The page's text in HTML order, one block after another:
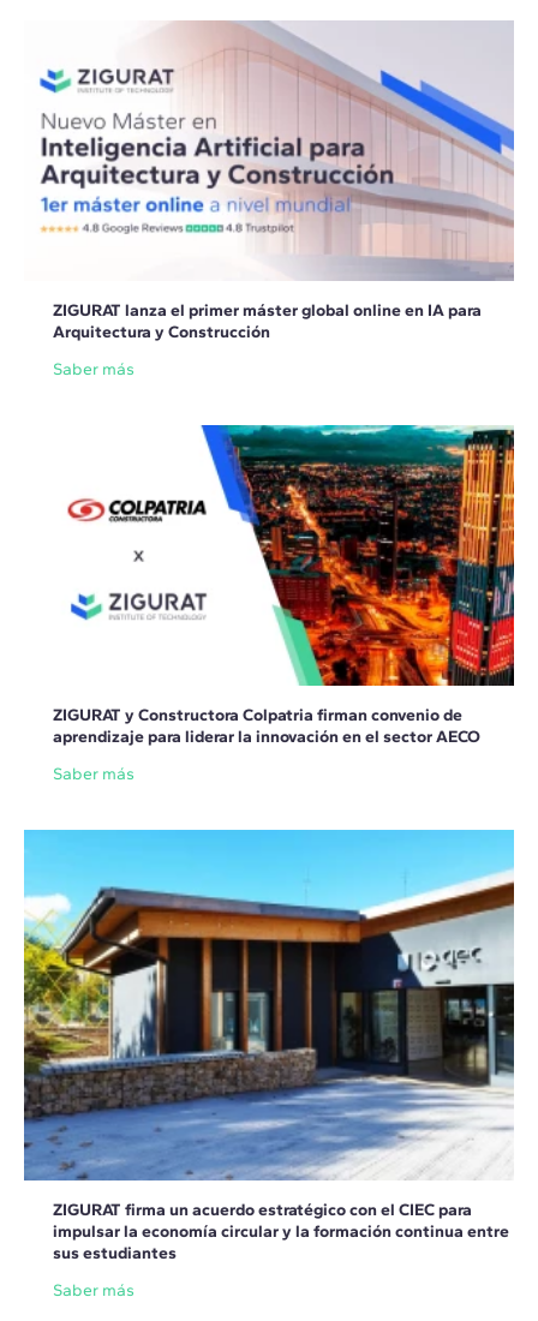
ZIGURAT lanza el primer máster global online en IA para
Arquitectura y Construcción
Saber más
ZIGURAT y Constructora Colpatria firman convenio de
aprendizaje para liderar la innovación en el sector AECO
Saber más
ZIGURAT firma un acuerdo estratégico con el CIEC para
impulsar la economía circular y la formación continua entre
sus estudiantes
Saber más